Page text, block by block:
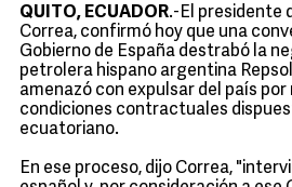
QUITO, ECUADOR.-El presidente
Correa, confirmó hoy que una
Gobierno de España destrabó la
petrolera hispano argentina Repsol
amenazó con expulsar del país
condiciones contractuales
ecuatoriano.
En ese proceso, dijo Correa,